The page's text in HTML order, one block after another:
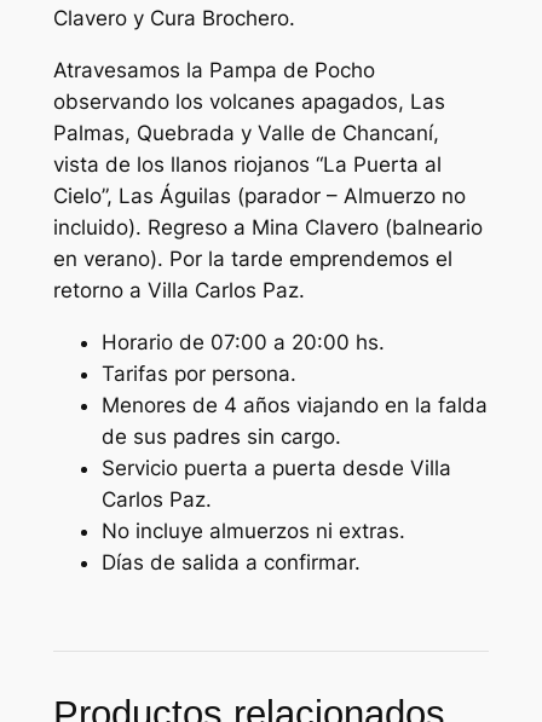
Clavero y Cura Brochero.
Atravesamos la Pampa de Pocho
observando los volcanes apagados, Las
Palmas, Quebrada y Valle de Chancaní,
vista de los llanos riojanos “La Puerta al
Cielo”, Las Águilas (parador – Almuerzo no
incluido). Regreso a Mina Clavero (balneario
en verano). Por la tarde emprendemos el
retorno a Villa Carlos Paz.
Horario de 07:00 a 20:00 hs.
Tarifas por persona.
Menores de 4 años viajando en la falda
de sus padres sin cargo.
Servicio puerta a puerta desde Villa
Carlos Paz.
No incluye almuerzos ni extras.
Días de salida a confirmar.